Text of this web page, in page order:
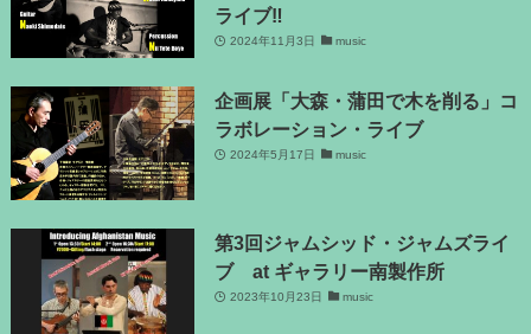
ライブ‼
2024年11月3日 music
企画展「大森・蒲田で木を削る」コ
ラボレーション・ライブ
2024年5月17日 music
第3回ジャムシッド・ジャムズライ
ブ at ギャラリー南製作所
2023年10月23日 music